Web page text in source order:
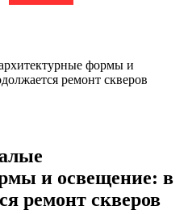
формы и
ремонт скверов
и освещение: в
ремонт скверов